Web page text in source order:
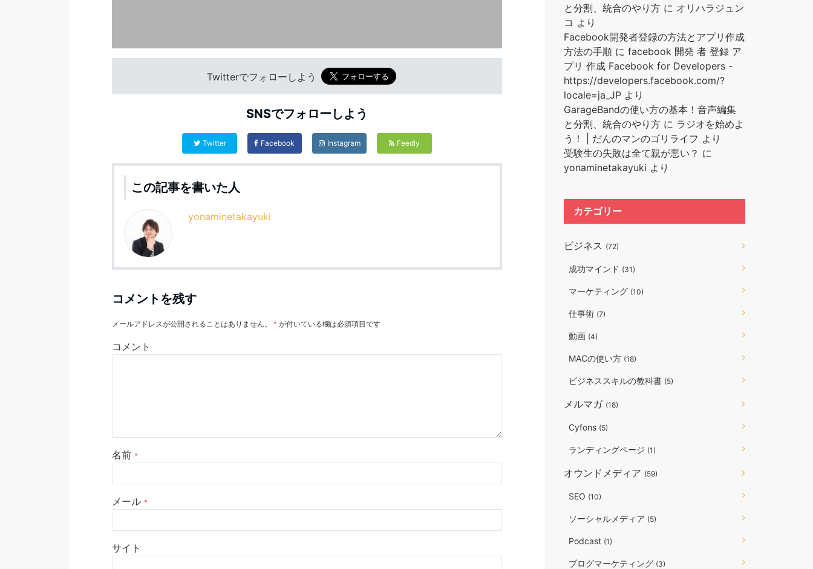
Twitterでフォローしよう
SNSでフォローしよう
Twitter Facebook Instagram Feedly
この記事を書いた人
yonaminetakayuki
コメントを残す
メールアドレスが公開されることはありません。 * が付いている欄は必須項目です
コメント
名前 *
メール *
サイト
と分割、統合のやり方 に オリハラジュン
コ より
Facebook開発者登録の方法とアプリ作成
方法の手順 に facebook 開発 者 登録 ア
プリ 作成 Facebook for Developers -
https://developers.facebook.com/?
locale=ja_JP より
GarageBandの使い方の基本！音声編集
と分割、統合のやり方 に ラジオを始めよ
う！ | だんのマンのゴリライフ より
受験生の失敗は全て親が悪い？ に
yonaminetakayuki より
カテゴリー
ビジネス (72)
成功マインド (31)
マーケティング (10)
仕事術 (7)
動画 (4)
MACの使い方 (18)
ビジネススキルの教科書 (5)
メルマガ (18)
Cyfons (5)
ランディングページ (1)
オウンドメディア (59)
SEO (10)
ソーシャルメディア (5)
Podcast (1)
ブログマーケティング (3)